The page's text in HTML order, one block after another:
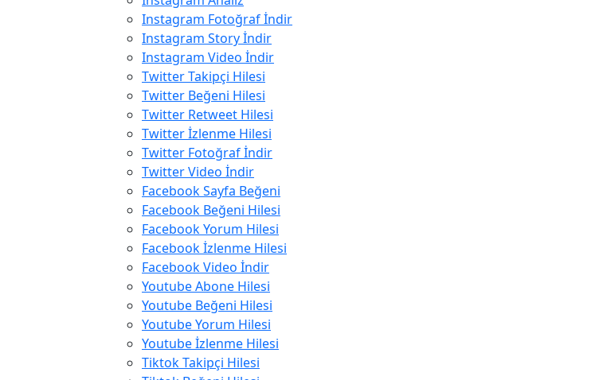
Instagram Fotoğraf İndir
Instagram Story İndir
Instagram Video İndir
Twitter Takipçi Hilesi
Twitter Beğeni Hilesi
Twitter Retweet Hilesi
Twitter İzlenme Hilesi
Twitter Fotoğraf İndir
Twitter Video İndir
Facebook Sayfa Beğeni
Facebook Beğeni Hilesi
Facebook Yorum Hilesi
Facebook İzlenme Hilesi
Facebook Video İndir
Youtube Abone Hilesi
Youtube Beğeni Hilesi
Youtube Yorum Hilesi
Youtube İzlenme Hilesi
Tiktok Takipçi Hilesi